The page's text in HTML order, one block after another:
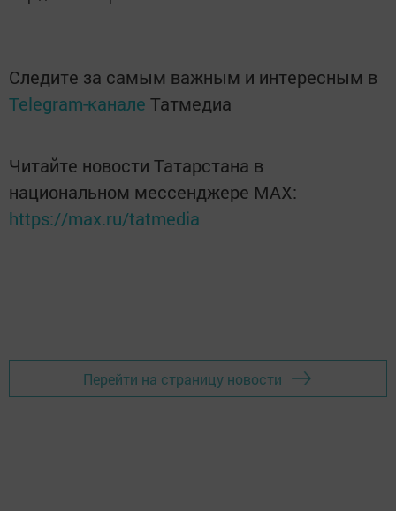
Следите за самым важным и интересным в
Telegram-канале Татмедиа
Читайте новости Татарстана в
национальном мессенджере MАХ:
https://max.ru/tatmedia
Перейти на страницу новости